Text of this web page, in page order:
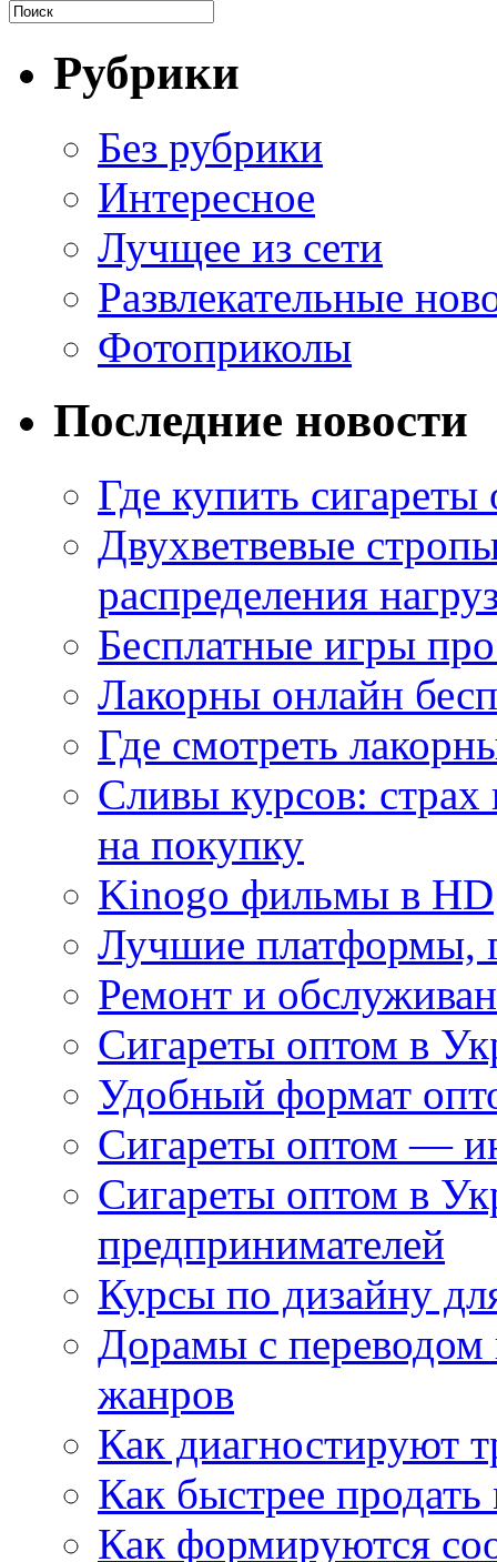
Рубрики
Без рубрики
Интересное
Лучщее из сети
Развлекательные
Фотоприколы
Последние новости
Где купить
Двухветвевые
распределения
Бесплатные игры
Лакорны онлайн
Где смотреть
Сливы курсов:
на покупку
Kinogo фильмы в HD
Лучшие платформы,
Ремонт и
Сигареты оптом в
Удобный формат
Сигареты оптом —
Сигареты оптом в
предпринимателей
Курсы по дизайну
Дорамы с переводом
жанров
Как диагностируют
Как быстрее
Как формируются